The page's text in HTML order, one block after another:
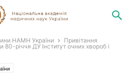
НАМН України
Привітання
річчя ДУ Інститут очних хвороб і